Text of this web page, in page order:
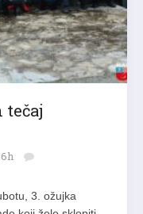
tečaj
3. ožujka